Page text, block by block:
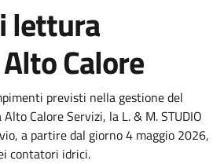
lettura
Calore
notizia
previsti nella gestione del
Calore Servizi, la L. & M. STUDIO
a partire dal giorno 4 maggio 2026,
contatori idrici.